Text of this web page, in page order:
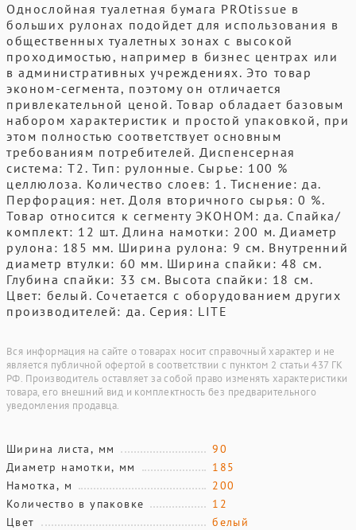
Однослойная туалетная бумага PROtissue в
больших рулонах подойдет для использования в
общественных туалетных зонах с высокой
проходимостью, например в бизнес центрах или
в административных учреждениях. Это товар
эконом-сегмента, поэтому он отличается
привлекательной ценой. Товар обладает базовым
набором характеристик и простой упаковкой, при
этом полностью соответствует основным
требованиям потребителей. Диспенсерная
система: Т2. Тип: рулонные. Сырье: 100 %
целлюлоза. Количество слоев: 1. Тиснение: да.
Перфорация: нет. Доля вторичного сырья: 0 %.
Товар относится к сегменту ЭКОНОМ: да. Спайка/
комплект: 12 шт. Длина намотки: 200 м. Диаметр
рулона: 185 мм. Ширина рулона: 9 см. Внутренний
диаметр втулки: 60 мм. Ширина спайки: 48 см.
Глубина спайки: 33 см. Высота спайки: 18 см.
Цвет: белый. Сочетается с оборудованием других
производителей: да. Серия: LITE
Вся информация на сайте о товарах носит справочный характер и не
является публичной офертой в соответствии с пунктом 2 статьи 437 ГК
РФ. Производитель оставляет за собой право изменять характеристики
товара, его внешний вид и комплектность без предварительного
уведомления продавца.
Ширина листа, мм
90
Диаметр намотки, мм
185
Намотка, м
200
Количество в упаковке
12
Цвет
белый